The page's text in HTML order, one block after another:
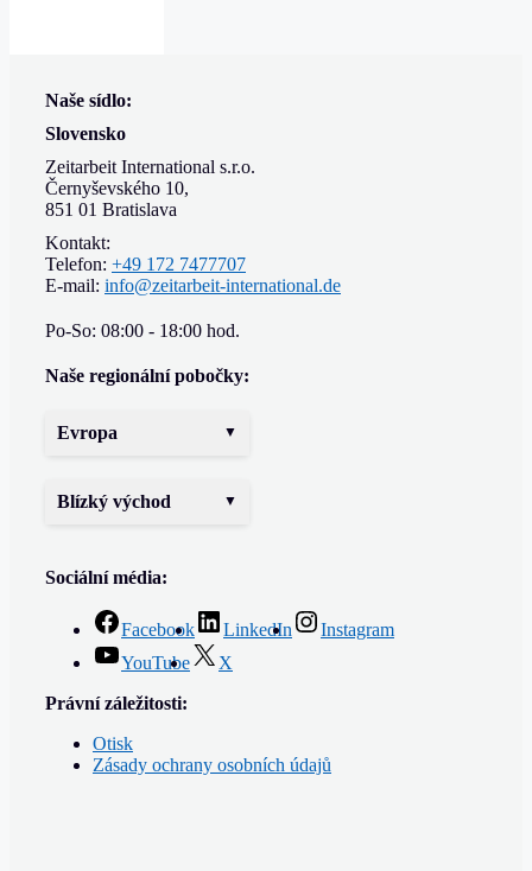
Naše sídlo:
Slovensko
Zeitarbeit International s.r.o.
Černyševského 10,
851 01 Bratislava
Kontakt:
Telefon: +49 172 7477707
E-mail: info@zeitarbeit-international.de
Po-So: 08:00 - 18:00 hod.
Naše regionální pobočky:
Evropa
Blízký východ
Sociální média:
Facebook LinkedIn
Instagram
YouTube
X
Právní záležitosti:
Otisk
Zásady ochrany osobních údajů